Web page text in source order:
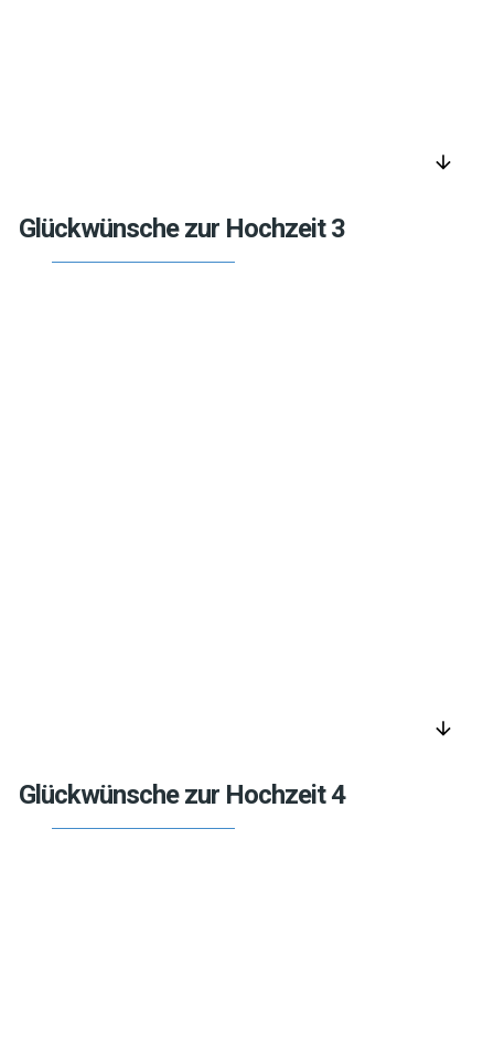
arrow_downward
Glückwünsche zur Hochzeit 3
arrow_downward
Glückwünsche zur Hochzeit 4